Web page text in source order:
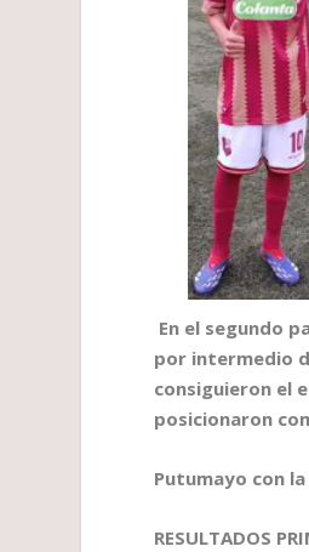
En el segundo
por intermedio
consiguieron el
posicionaron
Putumayo con
RESULTADOS